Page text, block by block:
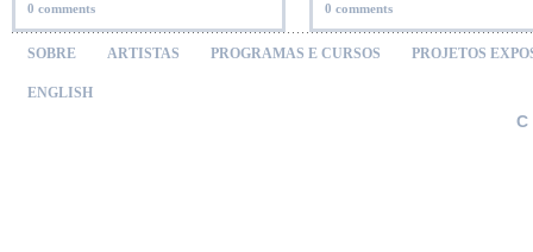
0 comments
0 comments
SOBRE ARTISTAS PROGRAMAS E CURSOS PROJETOS
ENGLISH